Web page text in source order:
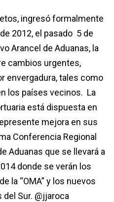
ingresó formalmente
2012, el pasado 5 de
Arancel de Aduanas, la
cambios urgentes,
envergadura, tales como
los países vecinos. La
está dispuesta en
mejora en sus
Conferencia Regional
Aduanas que se llevará a
donde se verán los
la “OMA” y los nuevos
del Sur. @jjaroca